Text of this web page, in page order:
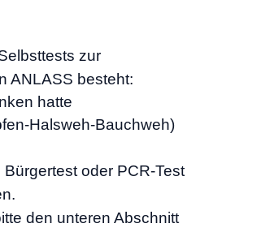
zur
ANLASS besteht:
hatte
Halsweh-Bauchweh)
Bürgertest oder PCR-Test
den unteren Abschnitt